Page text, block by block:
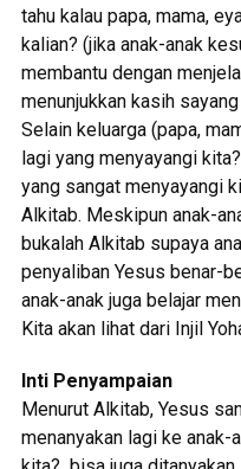
tahu kalau papa, mama,
kalian? (jika anak-anak
membantu dengan
menunjukkan kasih
Selain keluarga (papa,
lagi yang menyayangi
yang sangat menyayangi
Alkitab. Meskipun anak-
bukalah Alkitab supaya
penyaliban Yesus benar-
anak-anak juga belajar
Kita akan lihat dari Injil
Inti Penyampaian
Menurut Alkitab, Yesus
menanyakan lagi ke anak-